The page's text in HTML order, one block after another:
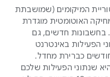
המיקומים (שמושבתת
האוטומטית מוגדרת
בחשבונות חדשים, גם
הפעילות באינטרנט
מוגדרת ל-18 חודשים כברירת מחדל.
שנתוני הפעילות שלכם